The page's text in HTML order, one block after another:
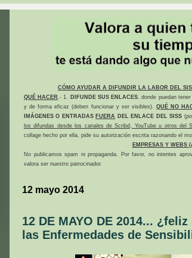
CÓMO AYUDAR A DIFUNDIR LA LABOR DEL
QUÉ HACER.- 1. DIFUNDE SUS ENLACES, donde puedan
y de forma eficaz (deben funcionar y ser visibles).QUÉ NO
IMÁGENES O ENTRADAS FUERA DEL ENLACE DEL SISS
los difundas desde los canales de Scribd, YouTube u otros del
collage hecho por ella, pide su autorización escrita razonando el
EMPRESAS Y WEBS
No publicamos spam ni propaganda. Por favor, no intentes
valora ser nuestro patrocinador.
12 mayo 2014
12 DE MAYO DE 2014...
las Enfermedades de